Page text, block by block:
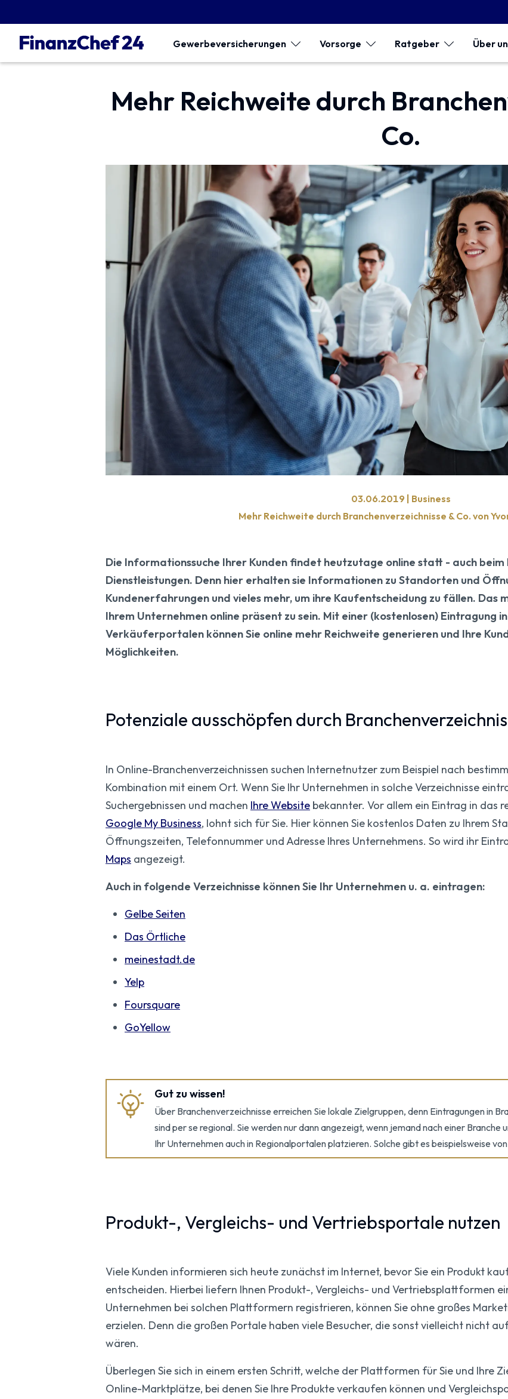
Gewerbeversicherungen Vorsorge Ratgeber Über
Mehr Reichweite durch
Co.
03.06.2019 | Business
Mehr Reichweite durch Branchen­verzeichnisse & Co. von
Die Informationssuche Ihrer Kunden findet heutzutage online statt - auch beim
Dienstleistungen. Denn hier erhalten sie Informationen zu Standorten und
Kundenerfahrungen und vieles mehr, um ihre Kaufentscheidung zu fällen. Das
Ihrem Unternehmen online präsent zu sein. Mit einer (kostenlosen) Eintragung
Verkäuferportalen können Sie online mehr Reichweite generieren und Ihre
Möglichkeiten.
Potenziale ausschöpfen durch
In Online-Branchenverzeichnissen suchen Internetnutzer zum Beispiel nach
Kombination mit einem Ort. Wenn Sie Ihr Unternehmen in solche Verzeichnisse
Suchergebnissen und machen Ihre Website bekannter. Vor allem ein Eintrag in das
Google My Business, lohnt sich für Sie. Hier können Sie kostenlos Daten zu Ihrem
Öffnungszeiten, Telefonnummer und Adresse Ihres Unternehmens. So wird ihr
Maps angezeigt.
Auch in folgende Verzeichnisse können Sie Ihr Unternehmen u. a. eintragen:
Gelbe Seiten
Das Örtliche
meinestadt.de
Yelp
Foursquare
GoYellow
Gut zu wissen!
Über Branchenverzeichnisse erreichen Sie lokale Zielgruppen, denn Eintragungen in
sind per se regional. Sie werden nur dann angezeigt, wenn jemand nach einer Branche
Ihr Unternehmen auch in Regionalportalen platzieren. Solche gibt es beispielsweise
Produkt-, Vergleichs- und Vertriebsportale nutzen
Viele Kunden informieren sich heute zunächst im Internet, bevor Sie ein Produkt
entscheiden. Hierbei liefern Ihnen Produkt-, Vergleichs- und Vertriebsplattformen
Unternehmen bei solchen Plattformern registrieren, können Sie ohne großes
erzielen. Denn die großen Portale haben viele Besucher, die sonst vielleicht nicht
wären.
Überlegen Sie sich in einem ersten Schritt, welche der Plattformen für Sie und Ihre
Online-Marktplätze, bei denen Sie Ihre Produkte verkaufen können und